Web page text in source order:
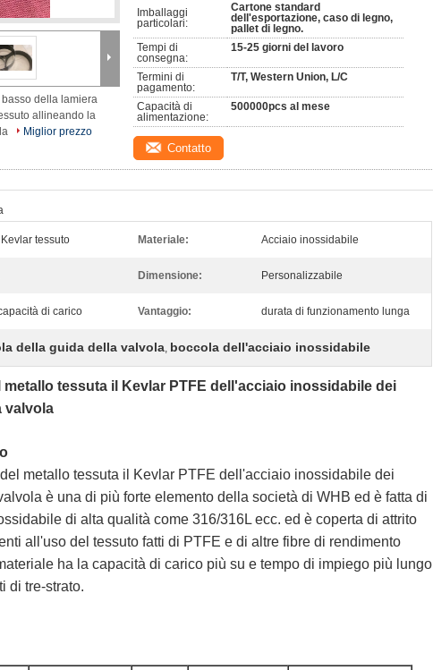
della lamiera
allineando la
Miglior prezzo
Imballaggi
particolari:
Cartone standard
dell'esportazione, caso di legno,
pallet di legno.
Tempi di
consegna:
15-25 giorni del lavoro
Termini di
pagamento:
T/T, Western Union, L/C
Capacità di
alimentazione:
500000pcs al mese
Contatto
Kevlar tessuto Materiale: Acciaio inossidabile
Dimensione: Personalizzabile
di carico Vantaggio: durata di funzionamento lunga
della guida della valvola, boccola dell'acciaio inossidabile
metallo tessuta il Kevlar PTFE dell'acciaio inossidabile dei
valvola
metallo tessuta il Kevlar PTFE dell'acciaio inossidabile dei
è una di più forte elemento della società di WHB ed è fatta di
di alta qualità come 316/316L ecc. ed è coperta di attrito
all'uso del tessuto fatti di PTFE e di altre fibre di rendimento
ha la capacità di carico più su e tempo di impiego più lungo
di tre-strato.